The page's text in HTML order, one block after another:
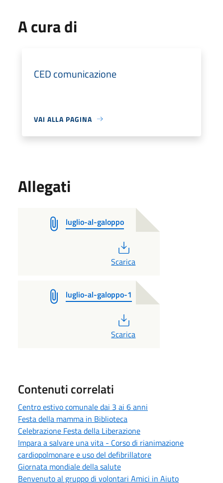
A cura di
CED comunicazione
VAI ALLA PAGINA
Allegati
luglio-al-galoppo
Scarica
luglio-al-galoppo-1
Scarica
Contenuti correlati
Centro estivo comunale dai 3 ai 6 anni
Festa della mamma in Biblioteca
Celebrazione Festa della Liberazione
Impara a salvare una vita - Corso di rianimazione
cardiopolmonare e uso del defibrillatore
Giornata mondiale della salute
Benvenuto al gruppo di volontari Amici in Aiuto